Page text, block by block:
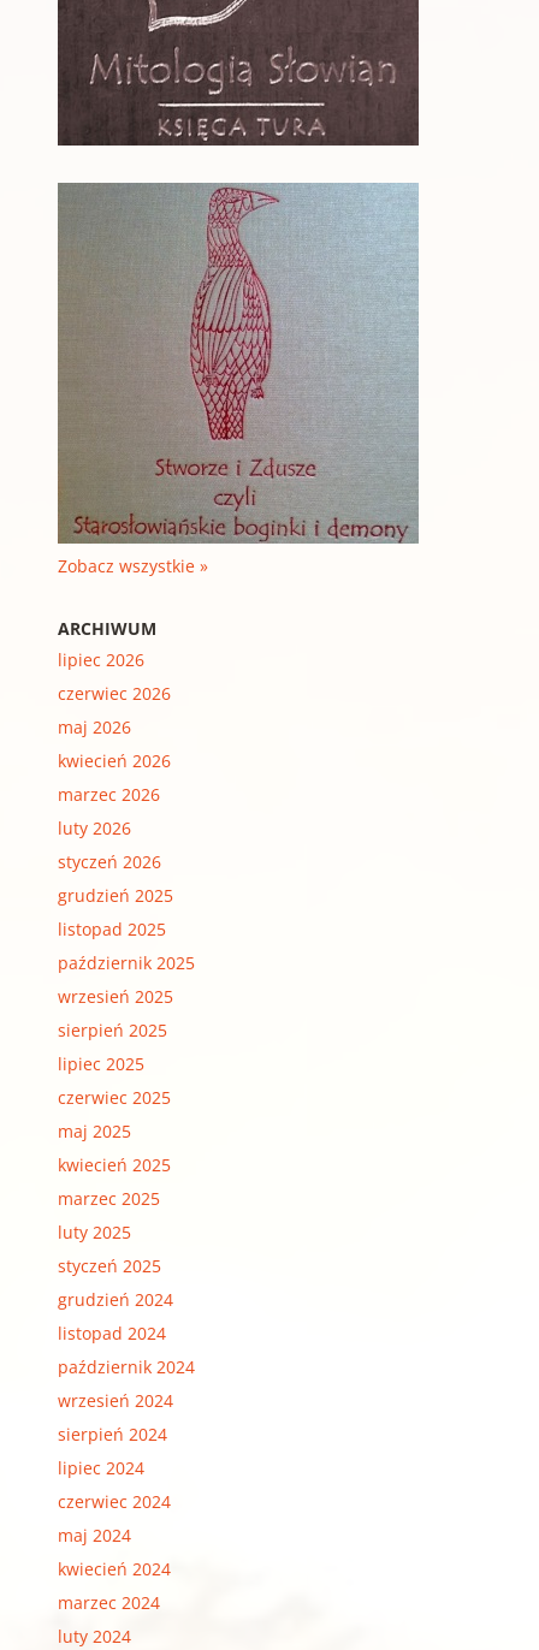
Zobacz wszystkie »
ARCHIWUM
lipiec 2026
czerwiec 2026
maj 2026
kwiecień 2026
marzec 2026
luty 2026
styczeń 2026
grudzień 2025
listopad 2025
październik 2025
wrzesień 2025
sierpień 2025
lipiec 2025
czerwiec 2025
maj 2025
kwiecień 2025
marzec 2025
luty 2025
styczeń 2025
grudzień 2024
listopad 2024
październik 2024
wrzesień 2024
sierpień 2024
lipiec 2024
czerwiec 2024
maj 2024
kwiecień 2024
marzec 2024
luty 2024